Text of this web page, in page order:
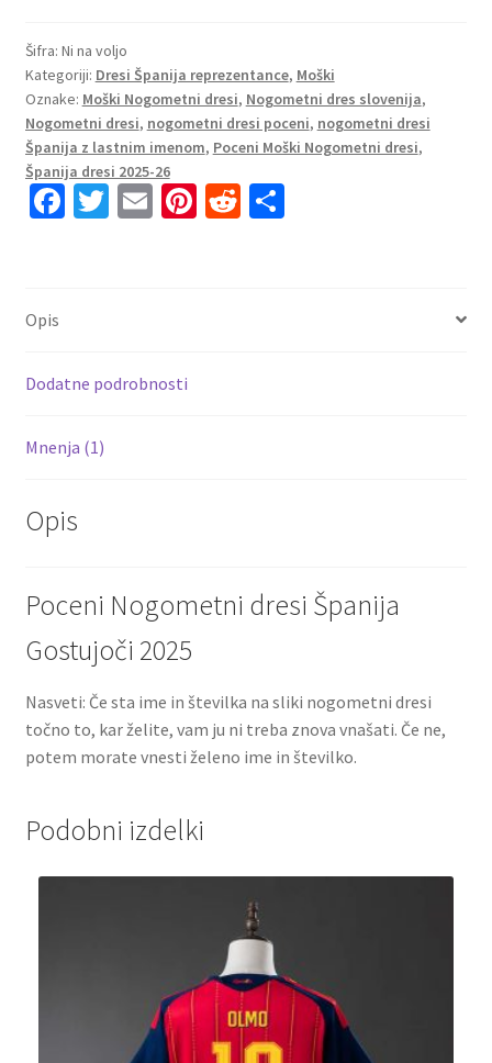
Gostujoči
2025
Moški
Kratek
Rokav
količina
Šifra: Ni na voljo
Kategoriji: Dresi Španija reprezentance, Moški
Oznake: Moški Nogometni dresi, Nogometni dres slovenija,
Nogometni dresi, nogometni dresi poceni, nogometni dresi
Španija z lastnim imenom, Poceni Moški Nogometni dresi,
Španija dresi 2025-26
Fa
k
T E Pi R S
Opis
Dodatne podrobnosti
Mnenja (1)
Opis
Poceni Nogometni dresi Španija
Gostujoči 2025
Nasveti: Če sta ime in številka na sliki nogometni dresi
točno to, kar želite, vam ju ni treba znova vnašati. Če ne,
potem morate vnesti želeno ime in številko.
Podobni izdelki